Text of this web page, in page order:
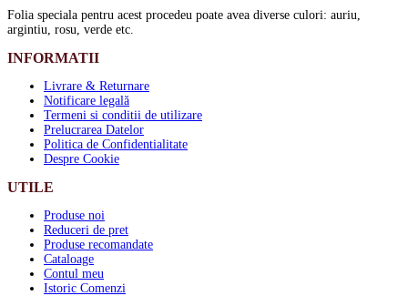
Folia speciala pentru acest procedeu poate avea diverse culori: auriu,
argintiu, rosu, verde etc.
INFORMATII
Livrare & Returnare
Notificare legală
Termeni si conditii de utilizare
Prelucrarea Datelor
Politica de Confidentialitate
Despre Cookie
UTILE
Produse noi
Reduceri de pret
Produse recomandate
Cataloage
Contul meu
Istoric Comenzi